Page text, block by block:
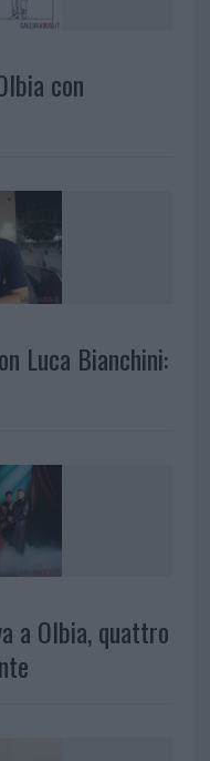
con
Luca Bianchini:
a Olbia, quattro